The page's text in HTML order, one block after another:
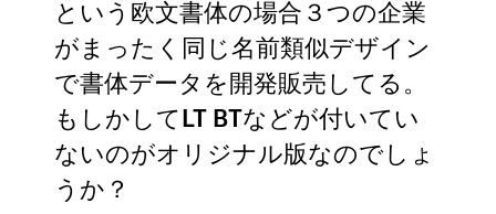
という欧文書体の場合３つの企業
がまったく同じ名前類似デザイン
で書体データを開発販売してる。
もしかしてLT BTなどが付いてい
ないのがオリジナル版なのでしょ
うか？